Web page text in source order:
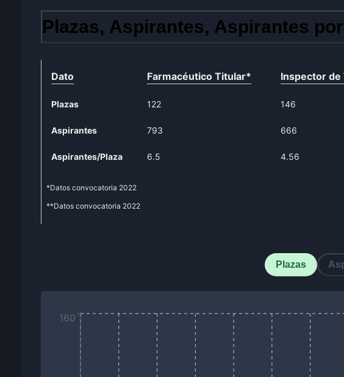
Plazas, Aspirantes, Aspirantes
Dato Farmacéutico Titular*
Plazas 122
Aspirantes 793
Aspirantes/Plaza 6.5
Inspector de
146
666
4.56
*Datos convocatoria 2022
**Datos convocatoria 2022
Plazas
160